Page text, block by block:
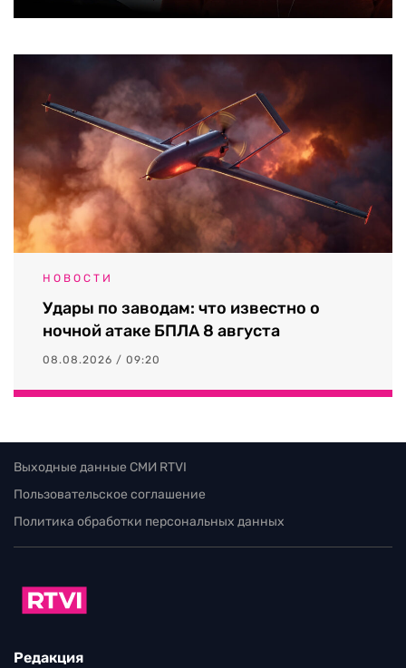
НОВОСТИ
Удары по заводам: что известно о
ночной атаке БПЛА 8 августа
08.08.2026 / 09:20
Выходные данные СМИ RTVI
Пользовательское соглашение
Политика обработки персональных данных
Редакция